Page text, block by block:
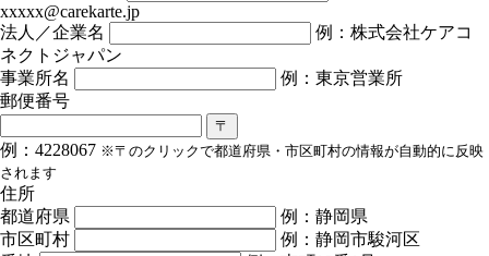
xxxxx@carekarte.jp
法人／企業名
例：株式会社ケアコ
ネクトジャパン
事業所名
例：東京営業所
郵便番号
〒
例：4228067 ※〒のクリックで都道府県・市区町村の情報が自動的に反映
されます
住所
都道府県
例：静岡県
市区町村
例：静岡市駿河区